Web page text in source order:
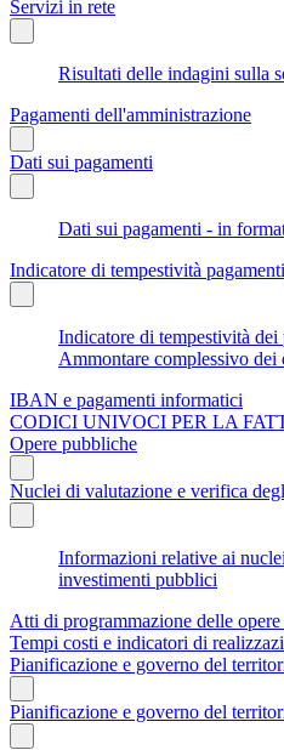
Servizi in rete
Risultati delle indagini sulla
Pagamenti dell'amministrazione
Dati sui pagamenti
Dati sui pagamenti - in
Indicatore di tempestività pagamenti
Indicatore di tempestività dei
Ammontare complessivo dei
IBAN e pagamenti informatici
CODICI UNIVOCI PER LA
Opere pubbliche
Nuclei di valutazione e verifica
Informazioni relative ai
investimenti pubblici
Atti di programmazione delle
Tempi costi e indicatori di
Pianificazione e governo del
Pianificazione e governo del